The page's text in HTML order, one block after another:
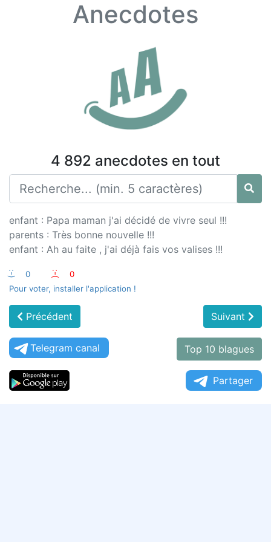
Anecdotes
4 892 anecdotes en tout
enfant : Papa maman j'ai décidé de vivre seul !!!
parents : Très bonne nouvelle !!!
enfant : Ah au faite , j'ai déjà fais vos valises !!!
:-) 0 :-(
0
Pour voter, installer l'application !
Précédent Suivant
Telegram canal Top 10 blagues
Partager